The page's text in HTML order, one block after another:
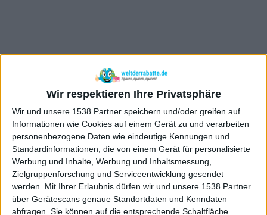
Wir respektieren Ihre Privatsphäre
Wir und unsere 1538 Partner speichern und/oder greifen auf
Informationen wie Cookies auf einem Gerät zu und verarbeiten
personenbezogene Daten wie eindeutige Kennungen und
Standardinformationen, die von einem Gerät für personalisierte
Werbung und Inhalte, Werbung und Inhaltsmessung,
Zielgruppenforschung und Serviceentwicklung gesendet
werden.
Mit Ihrer Erlaubnis dürfen wir und unsere 1538 Partner
über Gerätescans genaue Standortdaten und Kenndaten
abfragen. Sie können auf die entsprechende Schaltfläche